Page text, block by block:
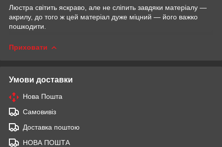
Люстра світить яскраво, але не сліпить завдяки матеріалу —
акрилу, до того ж цей матеріал дуже міцний — його важко
пошкодити.
Приховати
Умови доставки
Нова Пошта
Самовивіз
Доставка поштою
НОВА ПОШТА